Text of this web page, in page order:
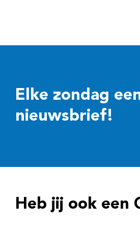
Elke zondag
nieuwsbrief!
Heb jij ook een